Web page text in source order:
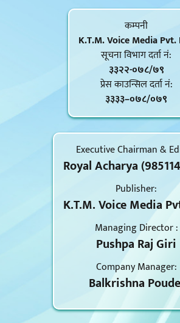
कम्पनी
K.T.M. Voice Media Pvt.
सूचना विभाग दर्ता नं‍:
३३२२-०७८/७९
प्रेस काउन्सिल दर्ता नं‍:
३३३३–०७८/०७९
Executive Chairman &
Royal Acharya
Publisher:
K.T.M. Voice Media
Managing Director :
Pushpa Raj Giri
Company Manager:
Balkrishna